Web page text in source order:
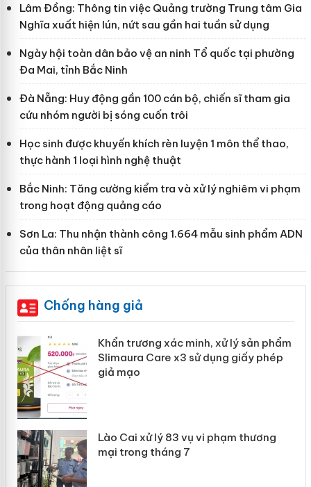
Lâm Đồng: Thông tin việc Quảng trường Trung tâm Gia
Nghĩa xuất hiện lún, nứt sau gần hai tuần sử dụng
Ngày hội toàn dân bảo vệ an ninh Tổ quốc tại phường
Đa Mai, tỉnh Bắc Ninh
Đà Nẵng: Huy động gần 100 cán bộ, chiến sĩ tham gia
cứu nhóm người bị sóng cuốn trôi
Học sinh được khuyến khích rèn luyện 1 môn thể thao,
thực hành 1 loại hình nghệ thuật
Bắc Ninh: Tăng cường kiểm tra và xử lý nghiêm vi phạm
trong hoạt động quảng cáo
Sơn La: Thu nhận thành công 1.664 mẫu sinh phẩm ADN
của thân nhân liệt sĩ
Chống hàng giả
Khẩn trương xác minh, xử lý sản phẩm
Slimaura Care x3 sử dụng giấy phép
giả mạo
Lào Cai xử lý 83 vụ vi phạm thương
mại trong tháng 7